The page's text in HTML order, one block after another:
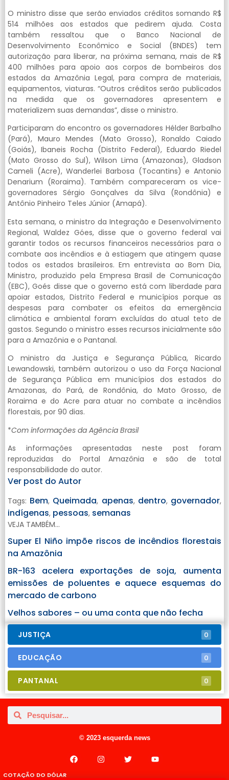
O ministro disse que serão enviados créditos somando R$
514 milhões aos estados que pedirem ajuda. Costa
também ressaltou que o Banco Nacional de
Desenvolvimento Econômico e Social (BNDES) tem
autorização para liberar, na próxima semana, mais de R$
400 milhões para apoio aos corpos de bombeiros dos
estados da Amazônia Legal, para compra de materiais,
equipamentos, viaturas. “Outros créditos serão publicados
na medida que os governadores apresentem e
materializem suas demandas”, disse o ministro.
Participaram do encontro os governadores Hélder Barbalho
(Pará), Mauro Mendes (Mato Grosso), Ronaldo Caiado
(Goiás), Ibaneis Rocha (Distrito Federal), Eduardo Riedel
(Mato Grosso do Sul), Wilson Lima (Amazonas), Gladson
Cameli (Acre), Wanderlei Barbosa (Tocantins) e Antonio
Denarium (Roraima). Também compareceram os vice-
governadores Sérgio Gonçalves da Silva (Rondônia) e
Antônio Pinheiro Teles Júnior (Amapá).
Esta semana, o ministro da Integração e Desenvolvimento
Regional, Waldez Góes, disse que o governo federal vai
garantir todos os recursos financeiros necessários para o
combate aos incêndios e à estiagem que atingem quase
todos os estados brasileiros. Em entrevista ao Bom Dia,
Ministro, produzido pela Empresa Brasil de Comunicação
(EBC), Goés disse que o governo está com liberdade para
apoiar estados, Distrito Federal e municípios porque as
despesas para combater os efeitos da emergência
climática e ambiental foram excluídas do atual teto de
gastos. Segundo o ministro esses recursos inicialmente são
para a Amazônia e o Pantanal.
O ministro da Justiça e Segurança Pública, Ricardo
Lewandowski, também autorizou o uso da Força Nacional
de Segurança Pública em municípios dos estados do
Amazonas, do Pará, de Rondônia, do Mato Grosso, de
Roraima e do Acre para atuar no combate a incêndios
florestais, por 90 dias.
*Com informações da Agência Brasil
As informações apresentadas neste post foram
reproduzidas do Portal Amazônia e são de total
responsabilidade do autor.
Ver post do Autor
Tags: Bem, Queimada, apenas, dentro, governador,
indígenas, pessoas, semanas
VEJA TAMBÉM...
Super El Niño impõe riscos de incêndios florestais
na Amazônia
BR-163 acelera exportações de soja, aumenta
emissões de poluentes e aquece esquemas do
mercado de carbono
Velhos sabores – ou uma conta que não fecha
JUSTIÇA 0
EDUCAÇÃO 0
PANTANAL 0
© 2023 esquerda news
COTAÇÃO DO DÓLAR